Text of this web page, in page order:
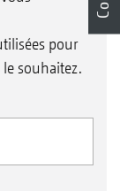
pour
souhaitez.